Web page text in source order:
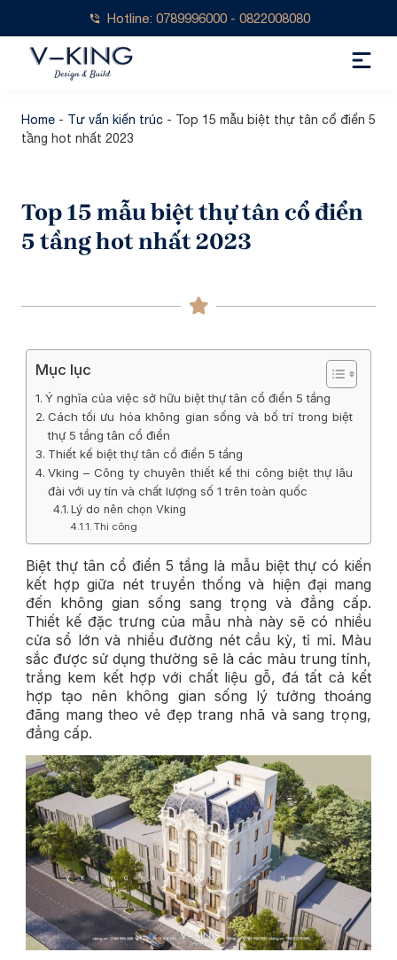
Hotline: 0789996000 - 0822008080
Home - Tư vấn kiến trúc - Top 15 mẫu biệt thự tân cổ điển 5
tầng hot nhất 2023
Top 15 mẫu biệt thự tân cổ điển
5 tầng hot nhất 2023
Mục lục
Ý nghĩa của việc sở hữu biệt thự tân cổ điển 5 tầng
Cách tối ưu hóa không gian sống và bố trí trong biệt
thự 5 tầng tân cổ điển
Thiết kế biệt thự tân cổ điển 5 tầng
Vking – Công ty chuyên thiết kế thi công biệt thự lâu
đài với uy tín và chất lượng số 1 trên toàn quốc
Lý do nên chọn Vking
Thi công
Biệt thự tân cổ điển 5 tầng là mẫu biệt thự có kiến
kết hợp giữa nét truyền thống và hiện đại mang
đến không gian sống sang trọng và đẳng cấp.
Thiết kế đặc trưng của mẫu nhà này sẽ có nhiều
cửa sổ lớn và nhiều đường nét cầu kỳ, tỉ mỉ. Màu
sắc được sử dụng thường sẽ là các màu trung tính,
trắng kem kết hợp với chất liệu gỗ, đá tất cả kết
hợp tạo nên không gian sống lý tưởng thoáng
đãng mang theo vẻ đẹp trang nhã và sang trọng,
đẳng cấp.